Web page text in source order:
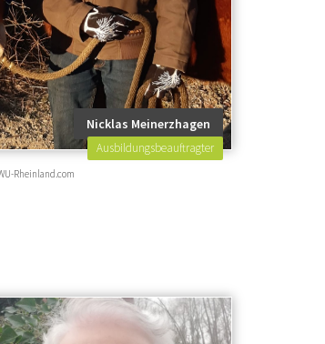
Nicklas Meinerzhagen
Ausbildungsbeauftragter
Rheinland.com